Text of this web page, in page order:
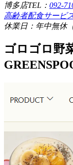
博多店TEL： 092-
高齢者配食サービ
休業日：年中無休
ゴロゴロ野